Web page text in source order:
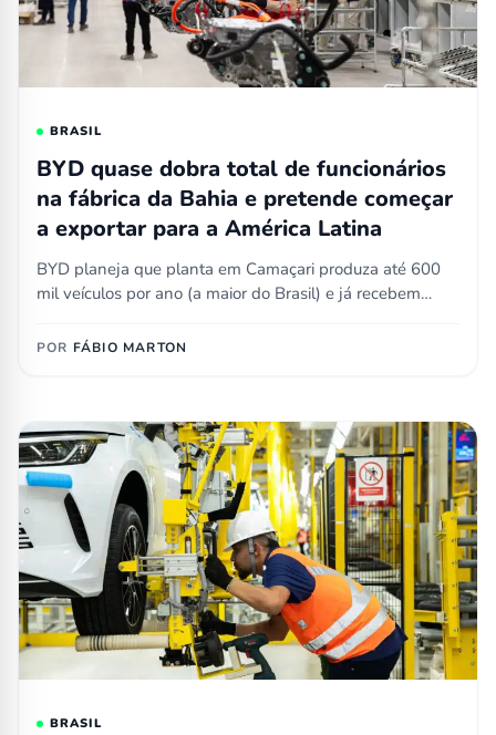
BRASIL
BYD quase dobra total de funcionários
na fábrica da Bahia e pretende começar
a exportar para a América Latina
BYD planeja que planta em Camaçari produza até 600
mil veículos por ano (a maior do Brasil) e já recebem…
POR FÁBIO MARTON
BRASIL